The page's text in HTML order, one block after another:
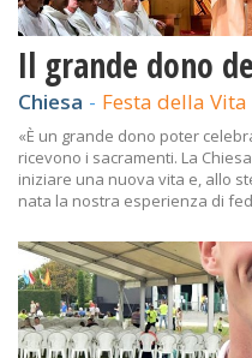
Il grande dono
Chiesa - Festa della Vita
«È un grande dono poter
ricevono i sacramenti. La
iniziare una nuova vita e, allo
nata la nostra esperienza di